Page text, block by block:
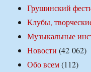
Грушинский
Клубы,
Музыкальные
Новости (42 062)
Обо всем(112)